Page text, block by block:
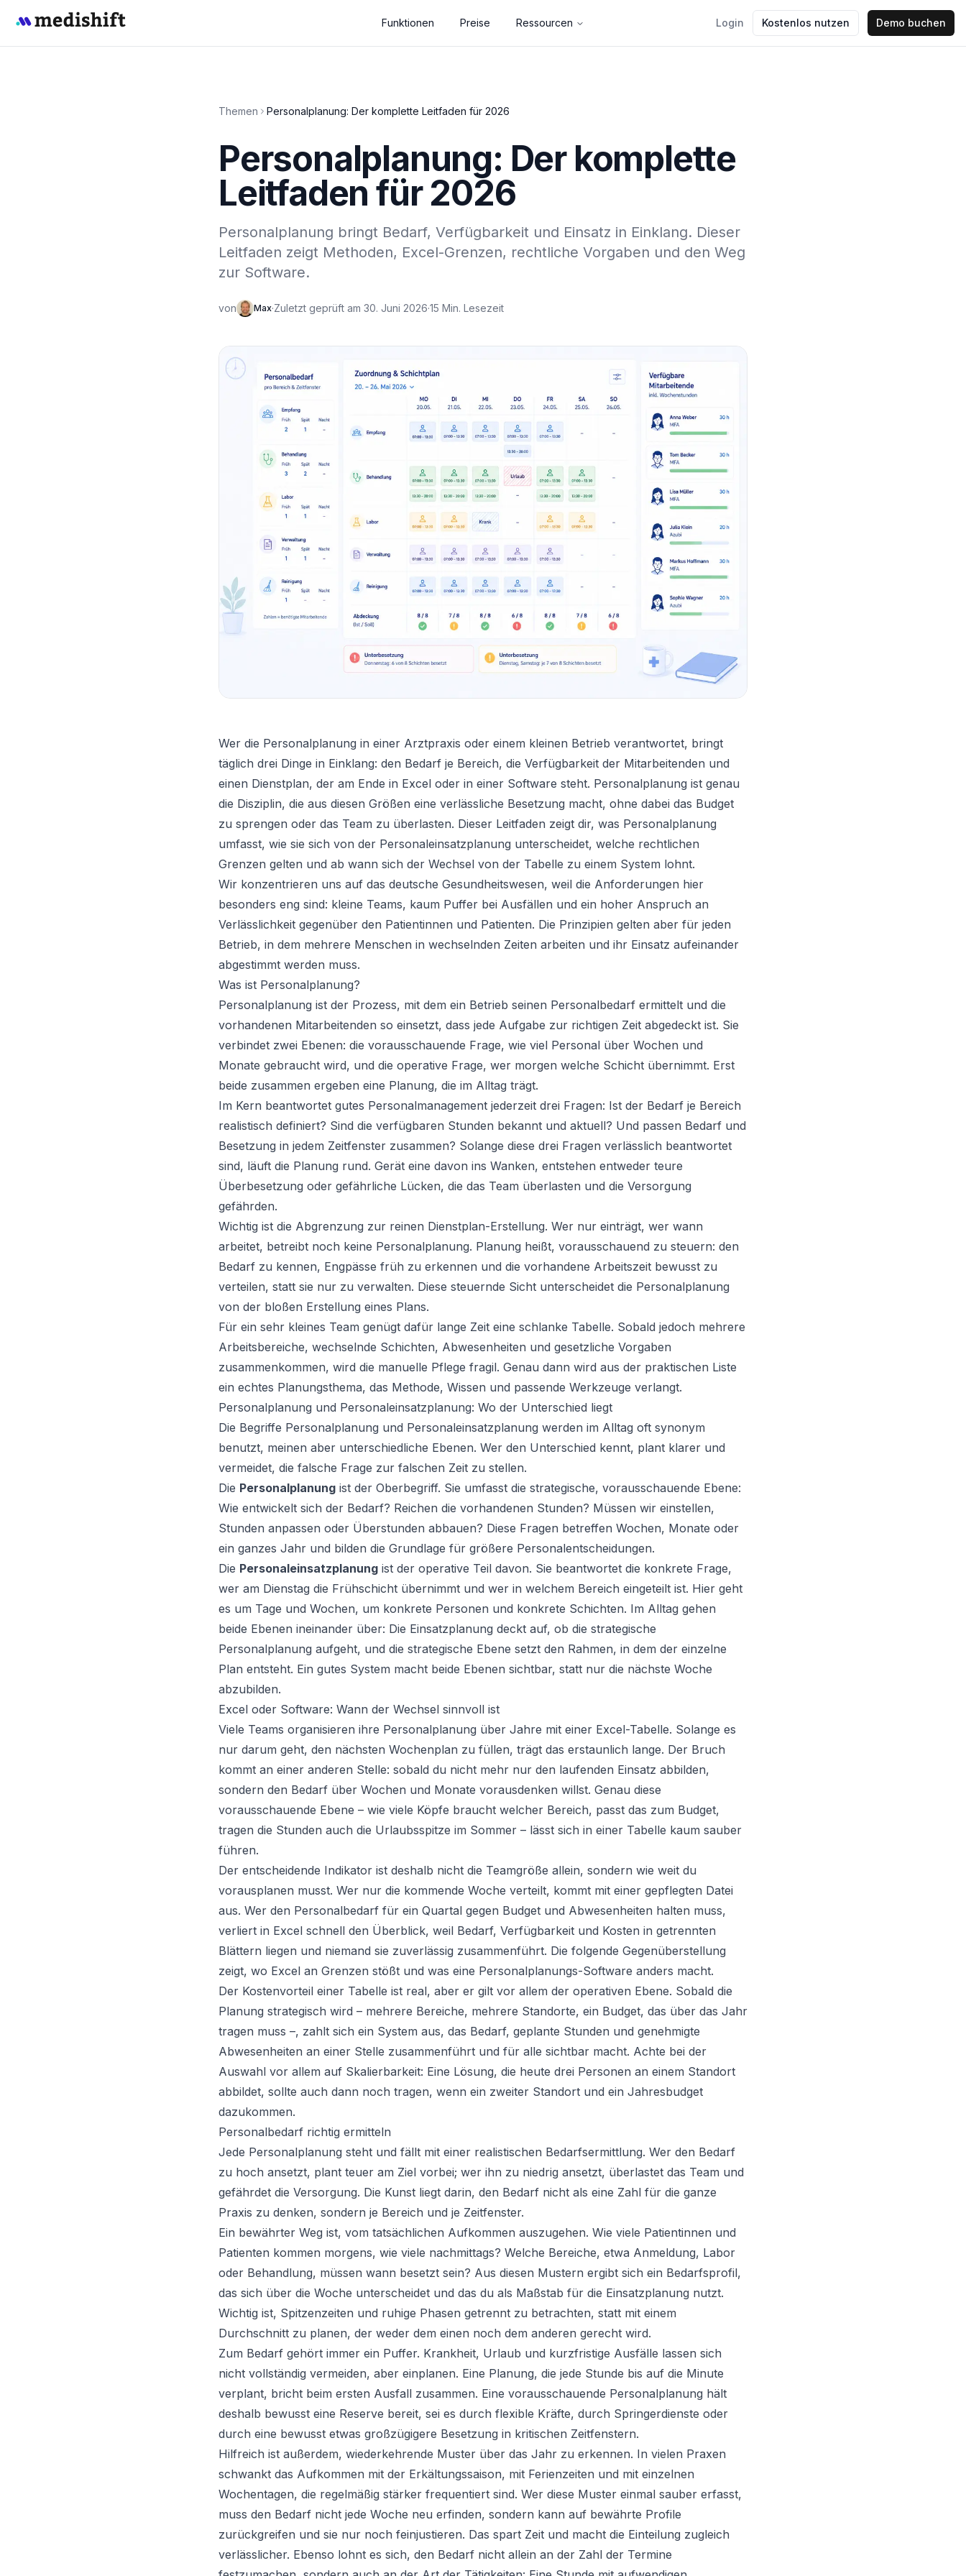
Funktionen Preise Ressourcen Login Kostenlos nutzen Demo buchen
Themen Personalplanung: Der komplette Leitfaden für 2026
Personalplanung: Der komplette
Leitfaden für 2026
Personalplanung bringt Bedarf, Verfügbarkeit und Einsatz in Einklang. Dieser
Leitfaden zeigt Methoden, Excel-Grenzen, rechtliche Vorgaben und den Weg
zur Software.
von Max·Zuletzt geprüft am 30. Juni 2026·15 Min. Lesezeit
Wer die Personalplanung in einer Arztpraxis oder einem kleinen Betrieb verantwortet, bringt
täglich drei Dinge in Einklang: den Bedarf je Bereich, die Verfügbarkeit der Mitarbeitenden und
einen Dienstplan, der am Ende in Excel oder in einer Software steht. Personalplanung ist genau
die Disziplin, die aus diesen Größen eine verlässliche Besetzung macht, ohne dabei das Budget
zu sprengen oder das Team zu überlasten. Dieser Leitfaden zeigt dir, was Personalplanung
umfasst, wie sie sich von der Personaleinsatzplanung unterscheidet, welche rechtlichen
Grenzen gelten und ab wann sich der Wechsel von der Tabelle zu einem System lohnt.
Wir konzentrieren uns auf das deutsche Gesundheitswesen, weil die Anforderungen hier
besonders eng sind: kleine Teams, kaum Puffer bei Ausfällen und ein hoher Anspruch an
Verlässlichkeit gegenüber den Patientinnen und Patienten. Die Prinzipien gelten aber für jeden
Betrieb, in dem mehrere Menschen in wechselnden Zeiten arbeiten und ihr Einsatz aufeinander
abgestimmt werden muss.
Was ist Personalplanung?
Personalplanung ist der Prozess, mit dem ein Betrieb seinen Personalbedarf ermittelt und die
vorhandenen Mitarbeitenden so einsetzt, dass jede Aufgabe zur richtigen Zeit abgedeckt ist. Sie
verbindet zwei Ebenen: die vorausschauende Frage, wie viel Personal über Wochen und
Monate gebraucht wird, und die operative Frage, wer morgen welche Schicht übernimmt. Erst
beide zusammen ergeben eine Planung, die im Alltag trägt.
Im Kern beantwortet gutes Personalmanagement jederzeit drei Fragen: Ist der Bedarf je Bereich
realistisch definiert? Sind die verfügbaren Stunden bekannt und aktuell? Und passen Bedarf und
Besetzung in jedem Zeitfenster zusammen? Solange diese drei Fragen verlässlich beantwortet
sind, läuft die Planung rund. Gerät eine davon ins Wanken, entstehen entweder teure
Überbesetzung oder gefährliche Lücken, die das Team überlasten und die Versorgung
gefährden.
Wichtig ist die Abgrenzung zur reinen Dienstplan-Erstellung. Wer nur einträgt, wer wann
arbeitet, betreibt noch keine Personalplanung. Planung heißt, vorausschauend zu steuern: den
Bedarf zu kennen, Engpässe früh zu erkennen und die vorhandene Arbeitszeit bewusst zu
verteilen, statt sie nur zu verwalten. Diese steuernde Sicht unterscheidet die Personalplanung
von der bloßen Erstellung eines Plans.
Für ein sehr kleines Team genügt dafür lange Zeit eine schlanke Tabelle. Sobald jedoch mehrere
Arbeitsbereiche, wechselnde Schichten, Abwesenheiten und gesetzliche Vorgaben
zusammenkommen, wird die manuelle Pflege fragil. Genau dann wird aus der praktischen Liste
ein echtes Planungsthema, das Methode, Wissen und passende Werkzeuge verlangt.
Personalplanung und Personaleinsatzplanung: Wo der Unterschied liegt
Die Begriffe Personalplanung und Personaleinsatzplanung werden im Alltag oft synonym
benutzt, meinen aber unterschiedliche Ebenen. Wer den Unterschied kennt, plant klarer und
vermeidet, die falsche Frage zur falschen Zeit zu stellen.
Die Personalplanung ist der Oberbegriff. Sie umfasst die strategische, vorausschauende Ebene:
Wie entwickelt sich der Bedarf? Reichen die vorhandenen Stunden? Müssen wir einstellen,
Stunden anpassen oder Überstunden abbauen? Diese Fragen betreffen Wochen, Monate oder
ein ganzes Jahr und bilden die Grundlage für größere Personalentscheidungen.
Die Personaleinsatzplanung ist der operative Teil davon. Sie beantwortet die konkrete Frage,
wer am Dienstag die Frühschicht übernimmt und wer in welchem Bereich eingeteilt ist. Hier geht
es um Tage und Wochen, um konkrete Personen und konkrete Schichten. Im Alltag gehen
beide Ebenen ineinander über: Die Einsatzplanung deckt auf, ob die strategische
Personalplanung aufgeht, und die strategische Ebene setzt den Rahmen, in dem der einzelne
Plan entsteht. Ein gutes System macht beide Ebenen sichtbar, statt nur die nächste Woche
abzubilden.
Excel oder Software: Wann der Wechsel sinnvoll ist
Viele Teams organisieren ihre Personalplanung über Jahre mit einer Excel-Tabelle. Solange es
nur darum geht, den nächsten Wochenplan zu füllen, trägt das erstaunlich lange. Der Bruch
kommt an einer anderen Stelle: sobald du nicht mehr nur den laufenden Einsatz abbilden,
sondern den Bedarf über Wochen und Monate vorausdenken willst. Genau diese
vorausschauende Ebene – wie viele Köpfe braucht welcher Bereich, passt das zum Budget,
tragen die Stunden auch die Urlaubsspitze im Sommer – lässt sich in einer Tabelle kaum sauber
führen.
Der entscheidende Indikator ist deshalb nicht die Teamgröße allein, sondern wie weit du
vorausplanen musst. Wer nur die kommende Woche verteilt, kommt mit einer gepflegten Datei
aus. Wer den Personalbedarf für ein Quartal gegen Budget und Abwesenheiten halten muss,
verliert in Excel schnell den Überblick, weil Bedarf, Verfügbarkeit und Kosten in getrennten
Blättern liegen und niemand sie zuverlässig zusammenführt. Die folgende Gegenüberstellung
zeigt, wo Excel an Grenzen stößt und was eine Personalplanungs-Software anders macht.
Der Kostenvorteil einer Tabelle ist real, aber er gilt vor allem der operativen Ebene. Sobald die
Planung strategisch wird – mehrere Bereiche, mehrere Standorte, ein Budget, das über das Jahr
tragen muss –, zahlt sich ein System aus, das Bedarf, geplante Stunden und genehmigte
Abwesenheiten an einer Stelle zusammenführt und für alle sichtbar macht. Achte bei der
Auswahl vor allem auf Skalierbarkeit: Eine Lösung, die heute drei Personen an einem Standort
abbildet, sollte auch dann noch tragen, wenn ein zweiter Standort und ein Jahresbudget
dazukommen.
Personalbedarf richtig ermitteln
Jede Personalplanung steht und fällt mit einer realistischen Bedarfsermittlung. Wer den Bedarf
zu hoch ansetzt, plant teuer am Ziel vorbei; wer ihn zu niedrig ansetzt, überlastet das Team und
gefährdet die Versorgung. Die Kunst liegt darin, den Bedarf nicht als eine Zahl für die ganze
Praxis zu denken, sondern je Bereich und je Zeitfenster.
Ein bewährter Weg ist, vom tatsächlichen Aufkommen auszugehen. Wie viele Patientinnen und
Patienten kommen morgens, wie viele nachmittags? Welche Bereiche, etwa Anmeldung, Labor
oder Behandlung, müssen wann besetzt sein? Aus diesen Mustern ergibt sich ein Bedarfsprofil,
das sich über die Woche unterscheidet und das du als Maßstab für die Einsatzplanung nutzt.
Wichtig ist, Spitzenzeiten und ruhige Phasen getrennt zu betrachten, statt mit einem
Durchschnitt zu planen, der weder dem einen noch dem anderen gerecht wird.
Zum Bedarf gehört immer ein Puffer. Krankheit, Urlaub und kurzfristige Ausfälle lassen sich
nicht vollständig vermeiden, aber einplanen. Eine Planung, die jede Stunde bis auf die Minute
verplant, bricht beim ersten Ausfall zusammen. Eine vorausschauende Personalplanung hält
deshalb bewusst eine Reserve bereit, sei es durch flexible Kräfte, durch Springerdienste oder
durch eine bewusst etwas großzügigere Besetzung in kritischen Zeitfenstern.
Hilfreich ist außerdem, wiederkehrende Muster über das Jahr zu erkennen. In vielen Praxen
schwankt das Aufkommen mit der Erkältungssaison, mit Ferienzeiten und mit einzelnen
Wochentagen, die regelmäßig stärker frequentiert sind. Wer diese Muster einmal sauber erfasst,
muss den Bedarf nicht jede Woche neu erfinden, sondern kann auf bewährte Profile
zurückgreifen und sie nur noch feinjustieren. Das spart Zeit und macht die Einteilung zugleich
verlässlicher. Ebenso lohnt es sich, den Bedarf nicht allein an der Zahl der Termine